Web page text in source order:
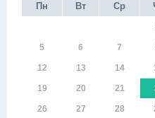
Пн
Вт Ср
5 6 7
12 13 14
19 20 21
26 27 28